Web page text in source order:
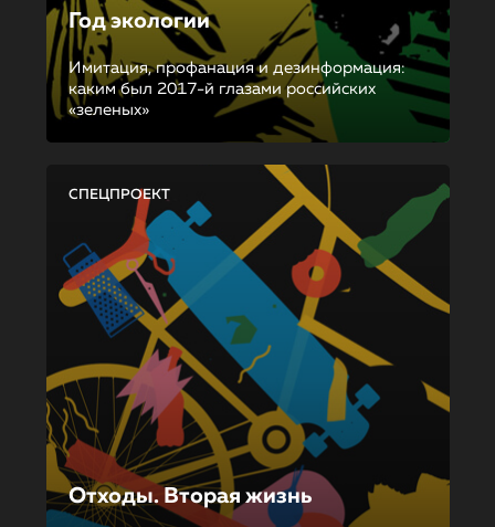
Год экологии
Имитация, профанация и дезинформация:
каким был 2017-й глазами российских
«зеленых»
СПЕЦПРОЕКТ
Отходы. Вторая жизнь